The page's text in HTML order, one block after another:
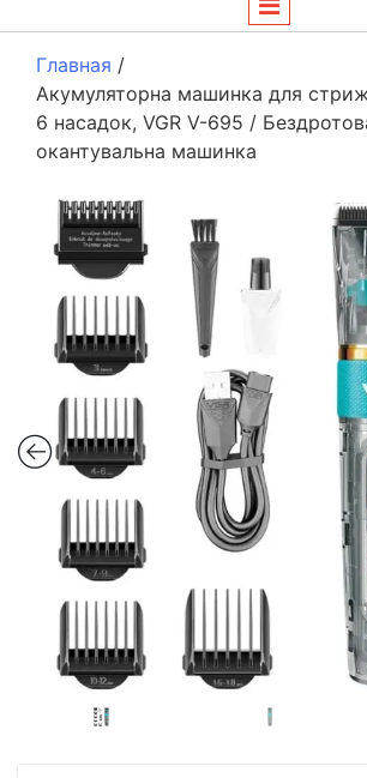
Главная /
Акумуляторна машинка для
6 насадок, VGR V-695 /
окантувальна машинка